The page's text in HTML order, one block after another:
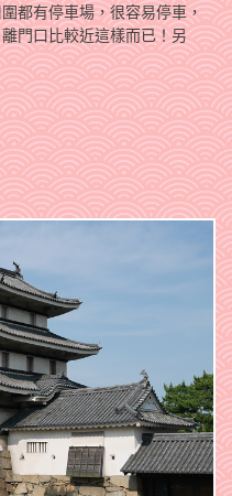
都有停車場，很容易停車，
門口比較近這樣而已！另